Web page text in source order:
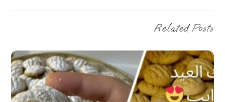
Related Posts